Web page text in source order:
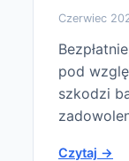
Czerwiec
pod
szkodzi
Czytaj →